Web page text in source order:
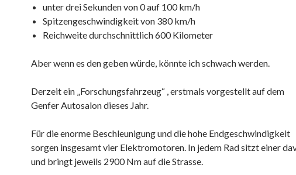
unter drei Sekunden von 0 auf 100 km/h
Spitzengeschwindigkeit von 380 km/h
Reichweite durchschnittlich 600 Kilometer
Aber wenn es den geben würde, könnte ich schwach werden.
Derzeit ein „Forschungsfahrzeug“ , erstmals vorgestellt auf dem
Genfer Autosalon dieses Jahr.
Für die enorme Beschleunigung und die hohe Endgeschwindigkeit
sorgen insgesamt vier Elektromotoren. In jedem Rad sitzt einer
und bringt jeweils 2900 Nm auf die Strasse.